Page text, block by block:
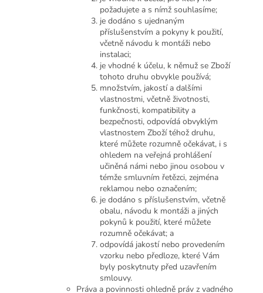
požadujete a s nímž souhlasíme;
je dodáno s ujednaným
příslušenstvím a pokyny k použití,
včetně návodu k montáži nebo
instalaci;
je vhodné k účelu, k němuž se Zboží
tohoto druhu obvykle používá;
množstvím, jakostí a dalšími
vlastnostmi, včetně životnosti,
funkčnosti, kompatibility a
bezpečnosti, odpovídá obvyklým
vlastnostem Zboží téhož druhu,
které můžete rozumně očekávat, i s
ohledem na veřejná prohlášení
učiněná námi nebo jinou osobou v
témže smluvním řetězci, zejména
reklamou nebo označením;
je dodáno s příslušenstvím, včetně
obalu, návodu k montáži a jiných
pokynů k použití, které můžete
rozumně očekávat; a
odpovídá jakostí nebo provedením
vzorku nebo předloze, které Vám
byly poskytnuty před uzavřením
smlouvy.
Práva a povinnosti ohledně práv z vadného